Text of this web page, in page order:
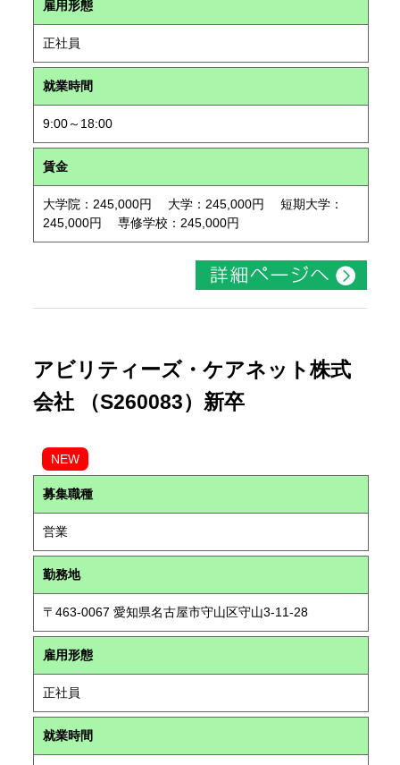
雇用形態
正社員
就業時間
9:00～18:00
賃金
大学院：245,000円 大学：245,000円 短期大学：
245,000円 専修学校：245,000円
アビリティーズ・ケアネット株式
会社 （S260083）新卒
NEW
募集職種
営業
勤務地
〒463-0067 愛知県名古屋市守山区守山3-11-28
雇用形態
正社員
就業時間